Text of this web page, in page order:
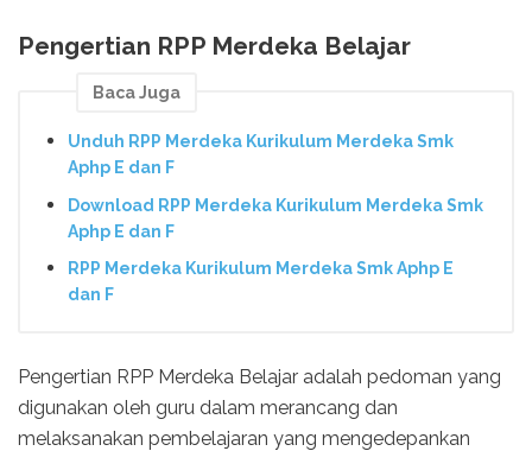
Pengertian RPP Merdeka Belajar
Baca Juga
Unduh RPP Merdeka Kurikulum Merdeka Smk
Aphp E dan F
Download RPP Merdeka Kurikulum Merdeka Smk
Aphp E dan F
RPP Merdeka Kurikulum Merdeka Smk Aphp E
dan F
Pengertian RPP Merdeka Belajar adalah pedoman yang
digunakan oleh guru dalam merancang dan
melaksanakan pembelajaran yang mengedepankan